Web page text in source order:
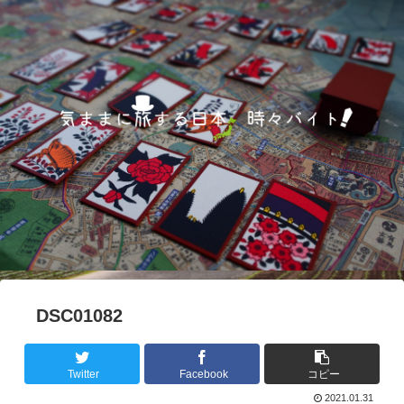
DSC01082
Twitter Facebook コピー
2021.01.31